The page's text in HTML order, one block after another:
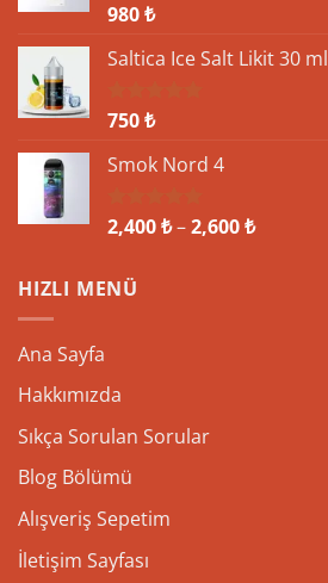
5 üzerinden
aldı
980₺
Saltica Ice Salt Likit 30 ml
5 üzerinden
aldı
750₺
Smok Nord 4
5 üzerinden
2,400₺–2,600₺Fiyat
HIZLI MENÜ
Ana Sayfa
Hakkımızda
Sıkça Sorulan Sorular
Blog Bölümü
Alışveriş Sepetim
İletişim Sayfası